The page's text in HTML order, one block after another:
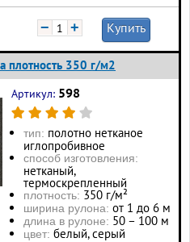
− + Купить
плотность 350 г/м2
Артикул: 598
тип: полотно нетканое
иглопробивное
способ изготовления:
нетканый,
термоскрепленный
плотность: 350 г/м²
ширина рулона: от 1 до 6 м
длина в рулоне: 50 – 100 м
цвет: белый, серый